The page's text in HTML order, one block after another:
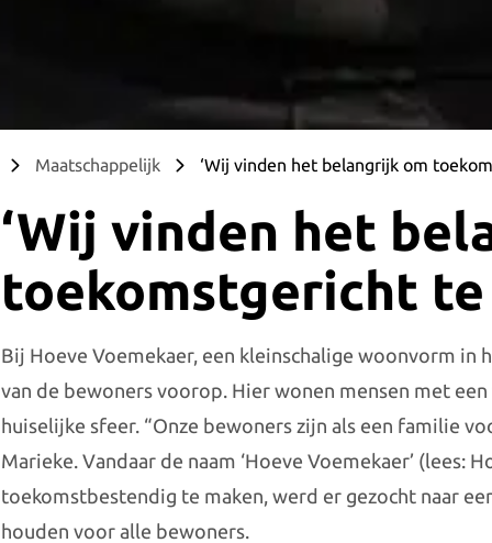
Maatschappelijk ‘Wij vinden het belangrijk om
‘Wij vinden het
toekomstgericht te
Bij Hoeve Voemekaer, een kleinschalige woonvorm in
van de bewoners voorop. Hier wonen mensen met
huiselijke sfeer. “Onze bewoners zijn als een familie
Marieke. Vandaar de naam ‘Hoeve Voemekaer’ (lees:
toekomstbestendig te maken, werd er gezocht naar
houden voor alle bewoners.